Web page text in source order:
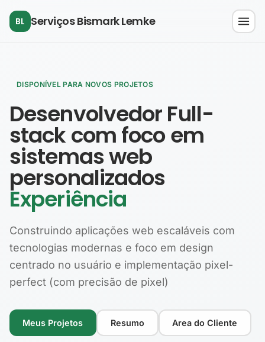
BL Serviços Bismark Lemke
DISPONÍVEL PARA NOVOS PROJETOS
Desenvolvedor Full-
stack com foco em
sistemas web
personalizados
Experiência
Construindo aplicações web escaláveis com
tecnologias modernas e foco em design
centrado no usuário e implementação pixel-
perfect (com precisão de pixel)
Meus Projetos Resumo Area do Cliente